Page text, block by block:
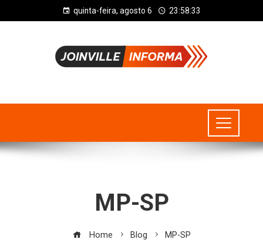
quinta-feira, agosto 6 23:58:33
MP-SP
Home Blog MP-SP